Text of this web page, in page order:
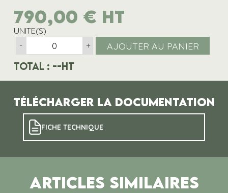
790,00 € HT
UNITE(S)
-
+ AJOUTER AU PANIER
Total : --HT
Télécharger la documentation
FICHE TECHNIQUE
ARTICLES SIMILAIRES